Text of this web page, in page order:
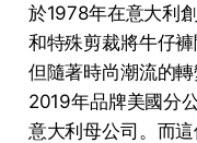
於1978年在意大利
和特殊剪裁將牛仔
但隨著時尚潮流的
2019年品牌美國分
意大利母公司。而